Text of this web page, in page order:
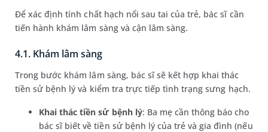
Để xác định tính chất hạch nổi sau tai của trẻ, bác sĩ cần
tiến hành khám lâm sàng và cận lâm sàng.
4.1. Khám lâm sàng
Trong bước khám lâm sàng, bác sĩ sẽ kết hợp khai thác
tiền sử bệnh lý và kiểm tra trực tiếp tình trạng sưng hạch.
Khai thác tiền sử bệnh lý: Ba mẹ cần thông báo cho
bác sĩ biết về tiền sử bệnh lý của trẻ và gia đình (nếu